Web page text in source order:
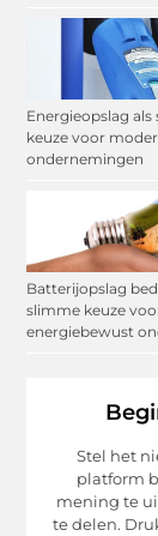
Energieopslag
keuze voor
ondernemingen
Batterijopslag
slimme keuze
energiebewust
Stel het
platform
mening te
te delen.